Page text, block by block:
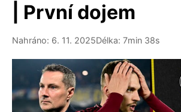
| První dojem
Nahráno: 6. 11. 2025Délka: 7min 38s